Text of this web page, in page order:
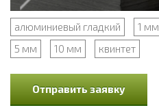
алюминиевый гладкий 1 мм
5 мм
10 мм квинтет
Отправить заявку